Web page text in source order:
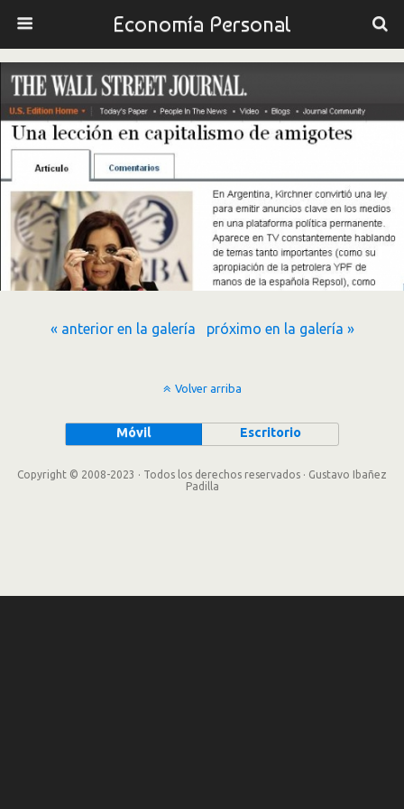
Economía Personal
« anterior en la galería próximo en la galería »
Volver arriba
Móvil Escritorio
Copyright © 2008-2023 · Todos los derechos reservados · Gustavo Ibañez
Padilla